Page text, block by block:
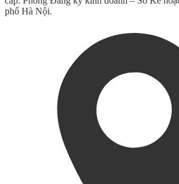
phố Hà Nội.